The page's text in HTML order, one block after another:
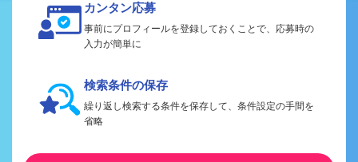
カンタン応募
事前にプロフィールを登録しておくことで、応募時の
入力が簡単に
検索条件の保存
繰り返し検索する条件を保存して、条件設定の手間を
省略